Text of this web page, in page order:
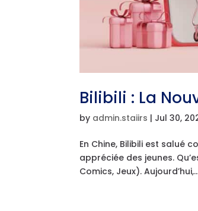
Bilibili : La
by admin.staiirs | Jul 30,
En Chine, Bilibili est salué
appréciée des jeunes.
Comics, Jeux).